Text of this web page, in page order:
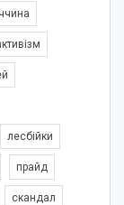
лесбійки
прайд
скандал